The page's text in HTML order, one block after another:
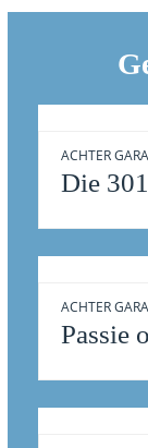
Die
ACHTER
Passie
ACHTER